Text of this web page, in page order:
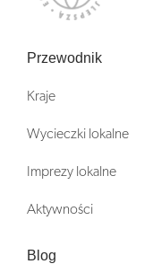
Przewodnik
Kraje
Wycieczki lokalne
Imprezy lokalne
Aktywności
Blog